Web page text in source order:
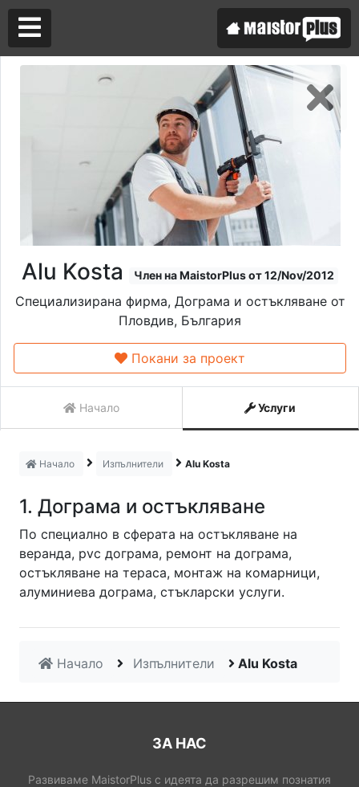
Alu Kosta Член на MaistorPlus от 12/Nov/2012
Специализирана фирма, Дограма и остъкляване от
Пловдив, България
Покани за проект
Начало Услуги
Начало Изпълнители Alu Kosta
1. Дограма и остъкляване
По специално в сферата на остъкляване на
веранда, pvc дограма, ремонт на дограма,
остъкляване на тераса, монтаж на комарници,
алуминиева дограма, стъкларски услуги.
Начало Изпълнители Alu Kosta
ЗА НАС
Развиваме MaistorPlus с идеята да разрешим познатия